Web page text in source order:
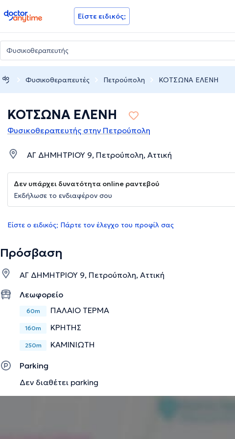
doctoranytime Είστε ειδικός;
Φυσικοθεραπευτές Πετρούπολη ΚΟΤΣΩΝΑ ΕΛΕΝΗ
ΚΟΤΣΩΝΑ ΕΛΕΝΗ
Φυσικοθεραπευτής στην Πετρούπολη
ΑΓ ΔΗΜΗΤΡΙΟΥ 9, Πετρούπολη, Αττική
Δεν υπάρχει δυνατότητα online ραντεβού
Εκδήλωσε το ενδιαφέρον σου
Είστε ο ειδικός; Πάρτε τον έλεγχο του προφίλ σας
Πρόσβαση
ΑΓ ΔΗΜΗΤΡΙΟΥ 9, Πετρούπολη, Αττική
Λεωφορείο
60m ΠΑΛΑΙΟ ΤΕΡΜΑ
160m ΚΡΗΤΗΣ
250m ΚΑΜΙΝΙΩΤΗ
Parking
Δεν διαθέτει parking